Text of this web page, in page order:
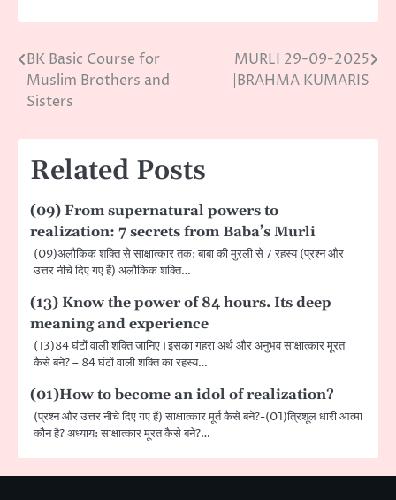
Post
navigation
BK Basic Course for
Muslim Brothers and
Sisters
MURLI 29-09-2025
|BRAHMA KUMARIS
Related Posts
(09) From supernatural powers to
realization: 7 secrets from Baba’s Murli
(09)अलौकिक शक्ति से साक्षात्कार तक: बाबा की मुरली से 7 रहस्य (प्रश्न और
उत्तर नीचे दिए गए हैं) अलौकिक शक्ति…
(13) Know the power of 84 hours. Its deep
meaning and experience
(13)84 घंटों वाली शक्ति जानिए।इसका गहरा अर्थ और अनुभव साक्षात्कार मूरत
कैसे बने? – 84 घंटों वाली शक्ति का रहस्य…
(01)How to become an idol of realization?
(प्रश्न और उत्तर नीचे दिए गए हैं) साक्षात्कार मूर्त कैसे बने?-(01)त्रिशूल धारी आत्मा
कौन है? अध्याय: साक्षात्कार मूरत कैसे बने?…